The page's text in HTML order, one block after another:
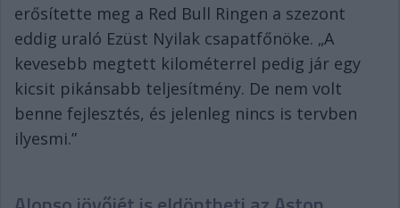
erősítette meg a Red Bull Ringen a szezont
eddig uraló Ezüst Nyilak csapatfőnöke. „A
kevesebb megtett kilométerrel pedig jár egy
kicsit pikánsabb teljesítmény. De nem volt
benne fejlesztés, és jelenleg nincs is tervben
ilyesmi.”